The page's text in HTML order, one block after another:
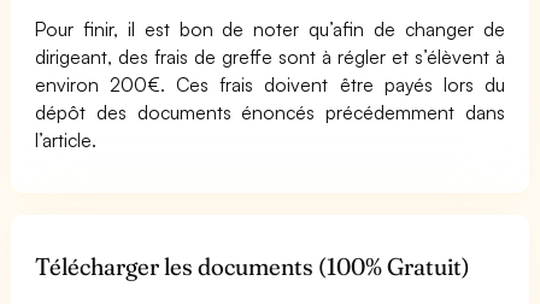
Pour finir, il est bon de noter qu’afin de changer de
dirigeant, des frais de greffe sont à régler et s’élèvent à
environ 200€. Ces frais doivent être payés lors du
dépôt des documents énoncés précédemment dans
l’article.
Télécharger les documents (100% Gratuit)